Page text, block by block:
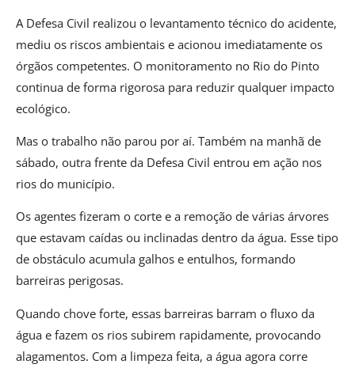
A Defesa Civil realizou o levantamento técnico do acidente,
mediu os riscos ambientais e acionou imediatamente os
órgãos competentes. O monitoramento no Rio do Pinto
continua de forma rigorosa para reduzir qualquer impacto
ecológico.
Mas o trabalho não parou por aí. Também na manhã de
sábado, outra frente da Defesa Civil entrou em ação nos
rios do município.
Os agentes fizeram o corte e a remoção de várias árvores
que estavam caídas ou inclinadas dentro da água. Esse tipo
de obstáculo acumula galhos e entulhos, formando
barreiras perigosas.
Quando chove forte, essas barreiras barram o fluxo da
água e fazem os rios subirem rapidamente, provocando
alagamentos. Com a limpeza feita, a água agora corre